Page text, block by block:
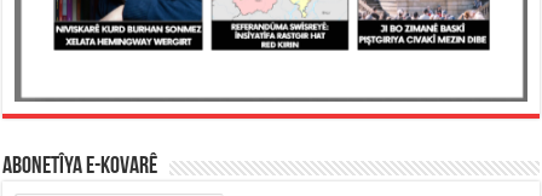
ABONETÎYA E-KOVARÊ